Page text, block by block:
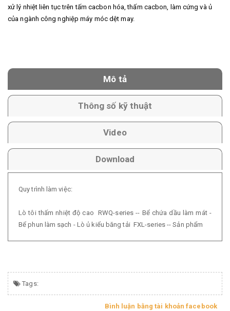
xử lý nhiệt liên tục trên tấm cacbon hóa, thấm cacbon, làm cứng và ủ
của ngành công nghiệp máy móc dệt may.
Mô tả
Thông số kỹ thuật
Video
Download
Quy trình làm việc:
Lò tôi thấm nhiệt độ cao RWQ-series -- Bể chứa dầu làm mát -
Bể phun làm sạch - Lò ủ kiểu băng tải FXL-series -- Sản phẩm
Tags:
Bình luận bằng tài khoản facebook